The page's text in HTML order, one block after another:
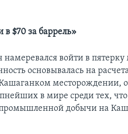
$70 за баррель»
намеревался войти в
основывалась на
месторождении,
в мире среди тех,
промышленной добычи на